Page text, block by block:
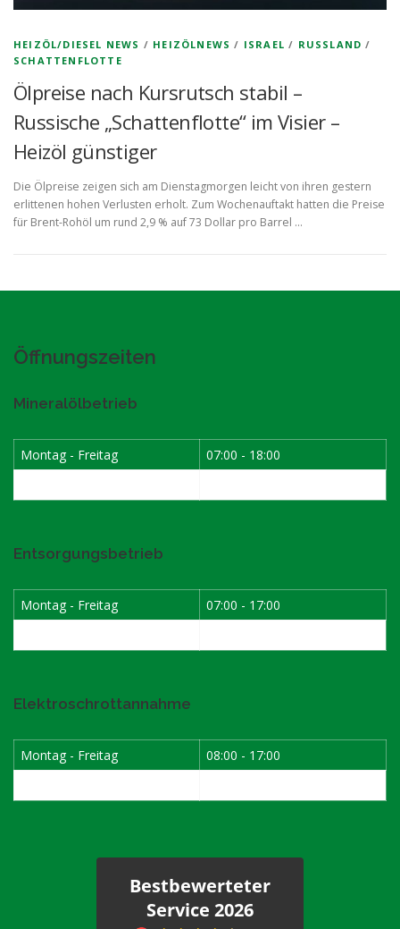
HEIZÖL/DIESEL NEWS / HEIZÖLNEWS / ISRAEL / RUSSLAND /
SCHATTENFLOTTE
Ölpreise nach Kursrutsch stabil –
Russische „Schattenflotte“ im Visier –
Heizöl günstiger
Die Ölpreise zeigen sich am Dienstagmorgen leicht von ihren gestern
erlittenen hohen Verlusten erholt. Zum Wochenauftakt hatten die Preise
für Brent-Rohöl um rund 2,9 % auf 73 Dollar pro Barrel …
Öffnungszeiten
Mineralölbetrieb
Montag - Freitag
07:00 - 18:00
Entsorgungsbetrieb
Montag - Freitag
07:00 - 17:00
Elektroschrottannahme
Montag - Freitag
08:00 - 17:00
Bestbewerteter
Service 2026